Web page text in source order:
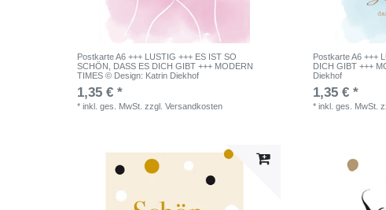
Postkarte A6 +++ LUSTIG +++ ES IST SO
SCHÖN, DASS ES DICH GIBT +++ MODERN
TIMES © Design: Katrin Diekhof
1,35 € *
*inkl. ges. MwSt. zzgl.Versandkosten
Postkarte A6 +++
DICH GIBT +++
Diekhof
1,35 € *
*inkl. ges. MwSt.